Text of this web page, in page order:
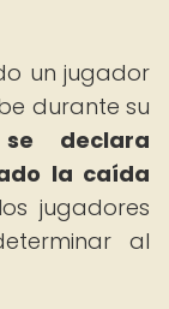
un jugador
durante su
declara
la caída
jugadores
al